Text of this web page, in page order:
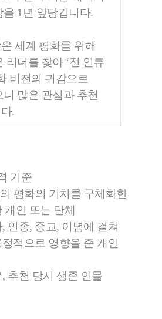
1년 앞당깁니다.
세계 평화를 위해
리더를 찾아 ‘전 인류
비전의 귀감으로
많은 관심과 추천
.
기준
평화의 기치를 구체화한
개인 또는 단체
인종, 종교, 이념에 걸쳐
적으로 영향을 준 개인
추천 당시 생존 인물